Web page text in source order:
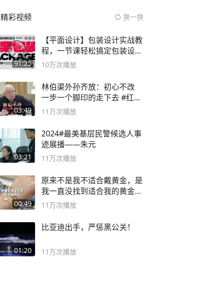
精彩视频 换一换
91:25
【平面设计】包装设计实战教
程，一节课轻松搞定包装设计
流程！
10万次播放
03:49
林伯渠外孙齐放：初心不改
一步一个脚印的走下去 #红船
论坛
11万次播放
03:21
2024#最美基层民警候选人事
迹展播——朱元
11万次播放
00:49
原来不是我不适合戴黄金，是
我一直没找到适合我的黄金
😭
11万次播放
01:20
比亚迪出手，严惩黑公关！
11万次播放